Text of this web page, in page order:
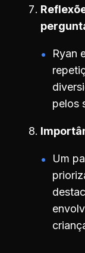
Ryan
pelos
Um